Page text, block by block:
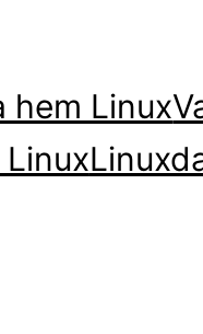
hem Linux